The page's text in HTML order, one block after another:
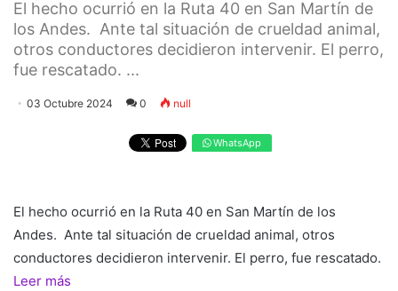
El hecho ocurrió en la Ruta 40 en San Martín de
los Andes. Ante tal situación de crueldad animal,
otros conductores decidieron intervenir. El perro,
fue rescatado. ...
03 Octubre 2024 0 null
WhatsApp
El hecho ocurrió en la Ruta 40 en San Martín de los
Andes. Ante tal situación de crueldad animal, otros
conductores decidieron intervenir. El perro, fue rescatado.
Leer más